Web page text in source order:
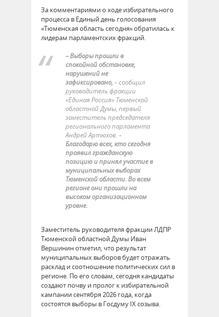
За комментариями о ходе избирательного
процесса в Единый день голосования
«Тюменская область сегодня» обратилась к
лидерам парламентских фракций.
– Выборы прошли в
спокойной обстановке,
нарушений не
зафиксировано, – сообщил
руководитель фракции
«Единая Россия» Тюменской
областной Думы, первый
заместитель председателя
регионального парламента
Андрей Артюхов. –
Благодарю всех, кто сегодня
проявил гражданскую
позицию и принял участие в
муниципальных выборах
Тюменской области. Во всем
регионе они прошли на
высоком организационном
уровне.
Заместитель руководителя фракции ЛДПР
Тюменской областной Думы Иван
Вершинин отметил, что результат
муниципальных выборов будет отражать
расклад и соотношение политических сил в
регионе. По его словам, сегодня кандидаты
создают почву и пролог к избирательной
кампании сентября 2026 года, когда
состоятся выборы в Госдуму IX созыва.